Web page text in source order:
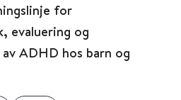
for
evaluering og
ADHD hos barn og